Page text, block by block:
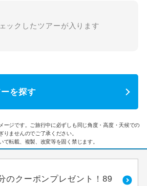
ックしたツアーが入ります
を探す
ージです。ご旅行中に必ずしも同じ角度・高度・天候での
りませんのでご了承ください。
転載、複製、改変等を固く禁じます。
のクーポンプレゼント！89